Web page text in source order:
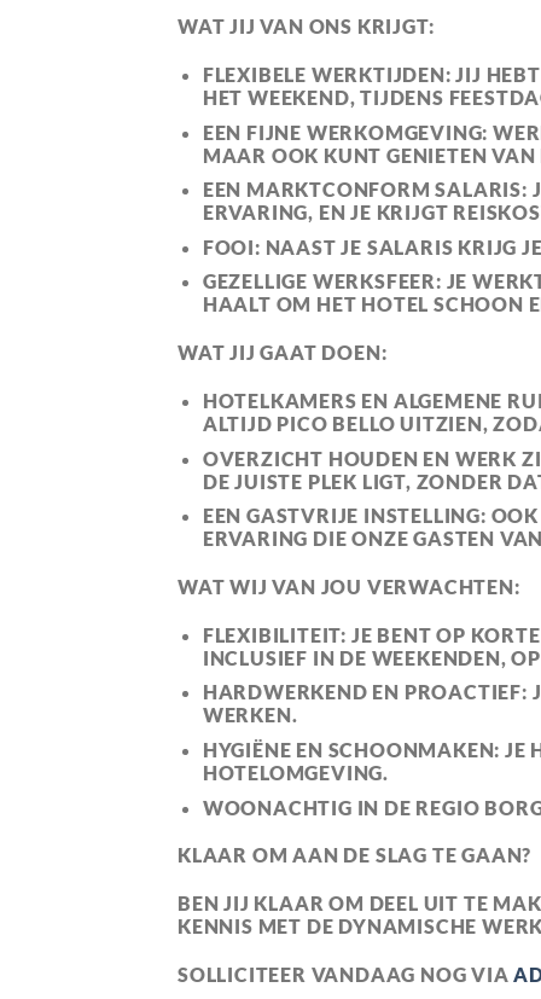
WAT JIJ VAN ONS KRIJGT:
FLEXIBELE WERKTIJDEN: JIJ
HET WEEKEND, TIJDENS
EEN FIJNE WERKOMGEVING:
MAAR OOK KUNT GENIETEN VAN
EEN MARKTCONFORM SALARIS:
ERVARING, EN JE KRIJGT
FOOI: NAAST JE SALARIS KRIJG JE
GEZELLIGE WERKSFEER: JE
HAALT OM HET HOTEL SCHOON
WAT JIJ GAAT DOEN:
HOTELKAMERS EN ALGEMENE
ALTIJD PICO BELLO UITZIEN,
OVERZICHT HOUDEN EN WERK
DE JUISTE PLEK LIGT, ZONDER
EEN GASTVRIJE INSTELLING:
ERVARING DIE ONZE GASTEN
WAT WIJ VAN JOU VERWACHTEN:
FLEXIBILITEIT: JE BENTOP
INCLUSIEF IN DE WEEKENDEN,
HARDWERKEND EN PROACTIEF:
WERKEN.
HYGIËNE EN SCHOONMAKEN: JE
HOTELOMGEVING.
WOONACHTIG IN DE REGIO
KLAAR OM AAN DE SLAG TE GAAN?
BEN JIJ KLAAR OM DEEL UIT TE
KENNIS MET DE DYNAMISCHE
SOLLICITEER VANDAAG NOG VIA